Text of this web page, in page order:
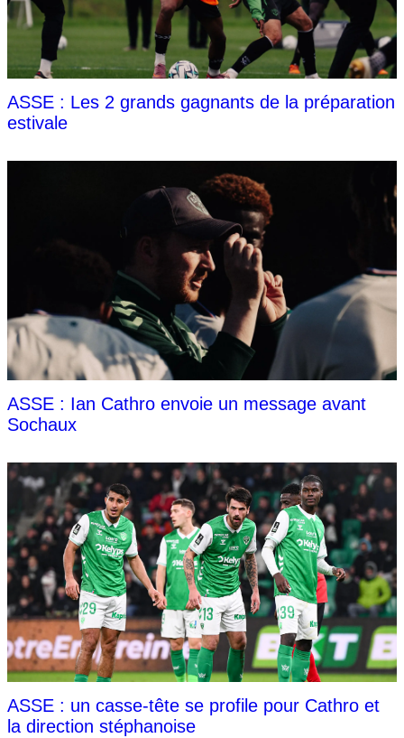
ASSE : Les 2 grands gagnants de la préparation
estivale
ASSE : Ian Cathro envoie un message avant
Sochaux
ASSE : un casse-tête se profile pour Cathro et
la direction stéphanoise